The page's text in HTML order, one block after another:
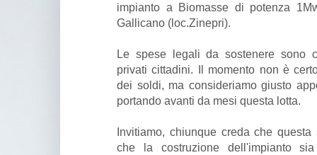
impianto a Biomasse di potenza
Gallicano (loc.Zinepri).
Le spese legali da sostenere sono
privati cittadini. Il momento non è
dei soldi, ma consideriamo giusto
portando avanti da mesi questa lotta.
Invitiamo, chiunque creda che
che la costruzione dell'impianto